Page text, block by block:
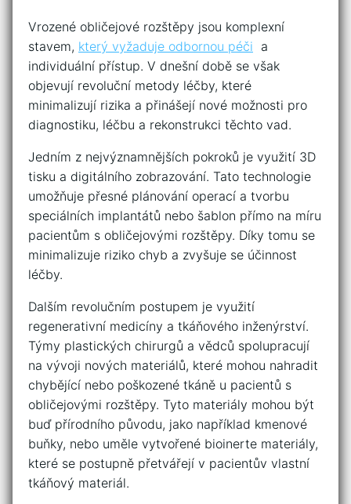
Vrozené obličejové rozštěpy jsou komplexní
stavem, který vyžaduje odbornou péči ‍ a
individuální přístup. V dnešní době ​se však⁤
objevují revoluční ⁤metody léčby, které ​
minimalizují rizika a ‌přinášejí nové možnosti pro
diagnostiku, léčbu​ a rekonstrukci těchto vad.
Jedním⁢ z nejvýznamnějších⁤ pokroků je využití 3D
tisku⁤ a ‍digitálního zobrazování.⁤ Tato ⁤technologie
umožňuje přesné ‍plánování⁢ operací a tvorbu
speciálních ​implantátů nebo⁢ šablon⁢ přímo na míru
pacientům s⁢ obličejovými rozštěpy. ⁢Díky tomu​ se
minimalizuje ⁤riziko chyb a ‌zvyšuje⁣ se účinnost
léčby.
Dalším revolučním ​postupem‌ je využití
‍regenerativní medicíny a tkáňového‌ inženýrství.
Týmy plastických chirurgů a vědců ​spolupracují‌
na vývoji nových materiálů, které‌ mohou nahradit‍
chybějící⁢ nebo poškozené tkáně u pacientů s
obličejovými rozštěpy. Tyto materiály ⁢mohou být
buď přírodního původu, jako například ​kmenové
buňky, nebo uměle ‍vytvořené bioinerte materiály,
které ⁤se postupně přetvářejí v​ pacientův vlastní⁤
tkáňový ⁢materiál.